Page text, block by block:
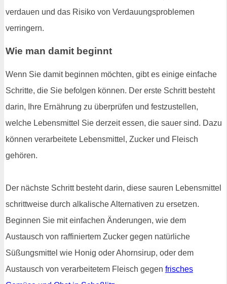
verdauen und das Risiko von Verdauungsproblemen
verringern.
Wie man damit beginnt
Wenn Sie damit beginnen möchten, gibt es einige einfache
Schritte, die Sie befolgen können. Der erste Schritt besteht
darin, Ihre Ernährung zu überprüfen und festzustellen,
welche Lebensmittel Sie derzeit essen, die sauer sind. Dazu
können verarbeitete Lebensmittel, Zucker und Fleisch
gehören.
Der nächste Schritt besteht darin, diese sauren Lebensmittel
schrittweise durch alkalische Alternativen zu ersetzen.
Beginnen Sie mit einfachen Änderungen, wie dem
Austausch von raffiniertem Zucker gegen natürliche
Süßungsmittel wie Honig oder Ahornsirup, oder dem
Austausch von verarbeitetem Fleisch gegen frisches